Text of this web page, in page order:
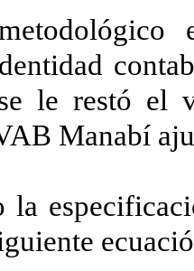
le restó el
Manabí
la